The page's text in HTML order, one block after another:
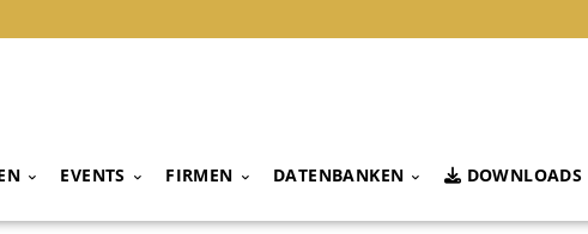
EVENTS FIRMEN DATENBANKEN DOWNLOADS